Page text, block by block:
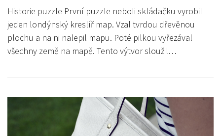
Historie puzzle První puzzle neboli skládačku vyrobil
jeden londýnský kreslíř map. Vzal tvrdou dřevěnou
plochu a na ni nalepil mapu. Poté pilkou vyřezával
všechny země na mapě. Tento výtvor sloužil…